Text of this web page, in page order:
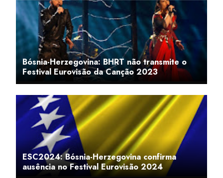
Bósnia-Herzegovina: BHRT não transmite o
Festival Eurovisão da Canção 2023
ESC2024: Bósnia-Herzegovina confirma
ausência no Festival Eurovisão 2024